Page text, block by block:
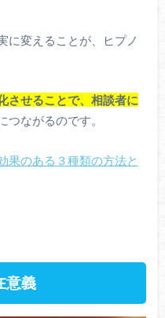
に変えることが、ヒプノ
させることで、相談者に
つながるのです。
果のある３種類の方法と
意義